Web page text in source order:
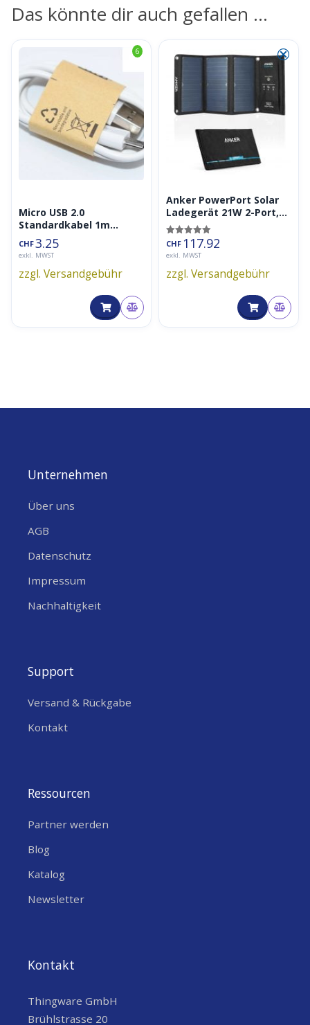
SPANNUNGSAUSGANG
[V]
FEATURES
USB Type A ,
PowerIQ
LEISTUNG
Das könnte dir auch gefallen …
6
Micro USB 2.0
Standardkabel 1m
(Ladekabel, USB-A nach
Micro-USB)
CHF3.25
exkl. MWST
zzgl. Versandgebühr
⮿
Anker PowerPort Solar
Ladegerät 21W 2-Port,
USB Solarladegerät
Bewertet mit
von 5
CHF 117.92
exkl. MWST
zzgl. Versandgebühr
Unternehmen
Über uns
AGB
Datenschutz
Impressum
Nachhaltigkeit
Support
Versand & Rückgabe
Kontakt
Ressourcen
Partner werden
Blog
Katalog
Newsletter
Kontakt
Thingware GmbH
Brühlstrasse 20